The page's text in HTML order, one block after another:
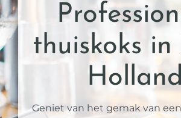
thuiskoks
Holland
Geniet van het gemak van